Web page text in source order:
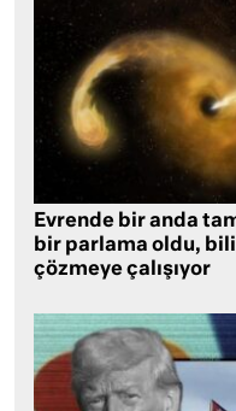
Evrende bir anda
bir parlama oldu,
çözmeye çalışıyor